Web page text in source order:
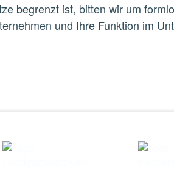
begrenzt ist, bitten wir um
und Ihre Funktion im